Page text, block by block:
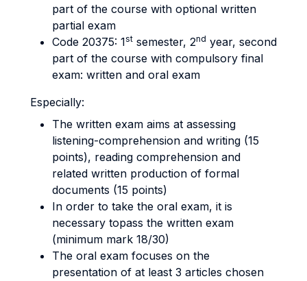
part of the course with optional written
partial exam
Code 20375: 1st semester, 2nd year, second
part of the course with compulsory final
exam: written and oral exam
Especially:
The written exam aims at assessing
listening-comprehension and writing (15
points), reading comprehension and
related written production of formal
documents (15 points)
In order to take the oral exam, it is
necessary topass the written exam
(minimum mark 18/30)
The oral exam focuses on the
presentation of at least 3 articles chosen